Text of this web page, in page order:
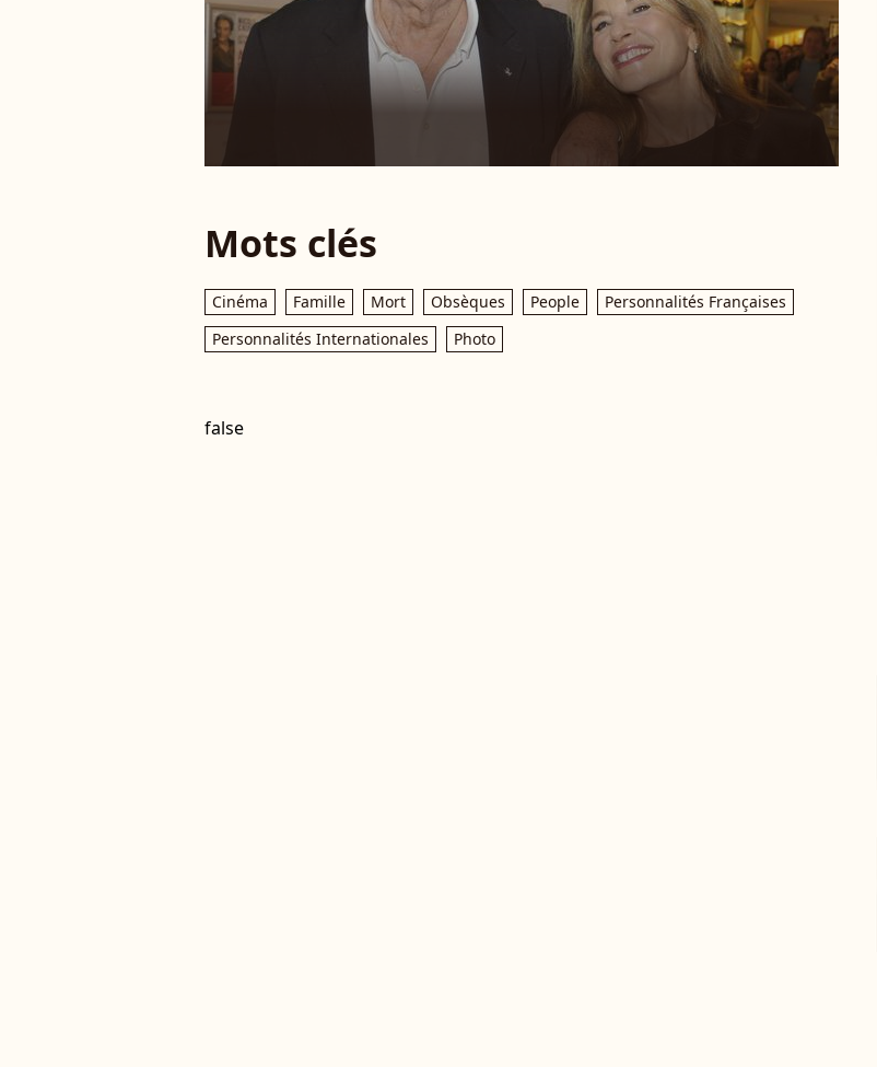
Mots clés
Cinéma Famille Mort Obsèques People
Personnalités Françaises
Personnalités Internationales
Photo
false